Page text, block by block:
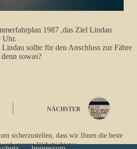
sicherzustellen, dass wir Ihnen die beste
auf unserer Website bieten.
1987 ,das Ziel Lindau
Uhr.
sollte für den Anschluss zur Fähre
sowas?
NÄCHSTER